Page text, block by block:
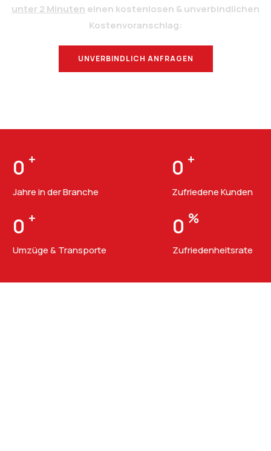
unter 2 Minuten einen kostenlosen & unverbindlichen
Kostenvoranschlag:
UNVERBINDLICH ANFRAGEN
0 +
Jahre in der Branche
0 +
Zufriedene Kunden
0 +
Umzüge & Transporte
0 %
Zufriedenheitsrate